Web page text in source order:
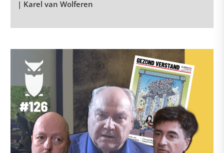
| Karel van Wolferen